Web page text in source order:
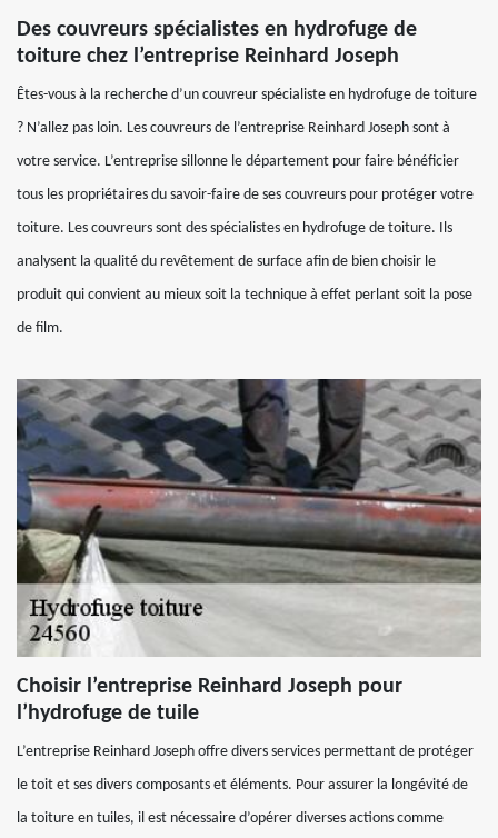
Des couvreurs spécialistes en hydrofuge de
toiture chez l’entreprise Reinhard Joseph
Êtes-vous à la recherche d’un couvreur spécialiste en hydrofuge de toiture
? N’allez pas loin. Les couvreurs de l’entreprise Reinhard Joseph sont à
votre service. L’entreprise sillonne le département pour faire bénéficier
tous les propriétaires du savoir-faire de ses couvreurs pour protéger votre
toiture. Les couvreurs sont des spécialistes en hydrofuge de toiture. Ils
analysent la qualité du revêtement de surface afin de bien choisir le
produit qui convient au mieux soit la technique à effet perlant soit la pose
de film.
Choisir l’entreprise Reinhard Joseph pour
l’hydrofuge de tuile
L’entreprise Reinhard Joseph offre divers services permettant de protéger
le toit et ses divers composants et éléments. Pour assurer la longévité de
la toiture en tuiles, il est nécessaire d’opérer diverses actions comme